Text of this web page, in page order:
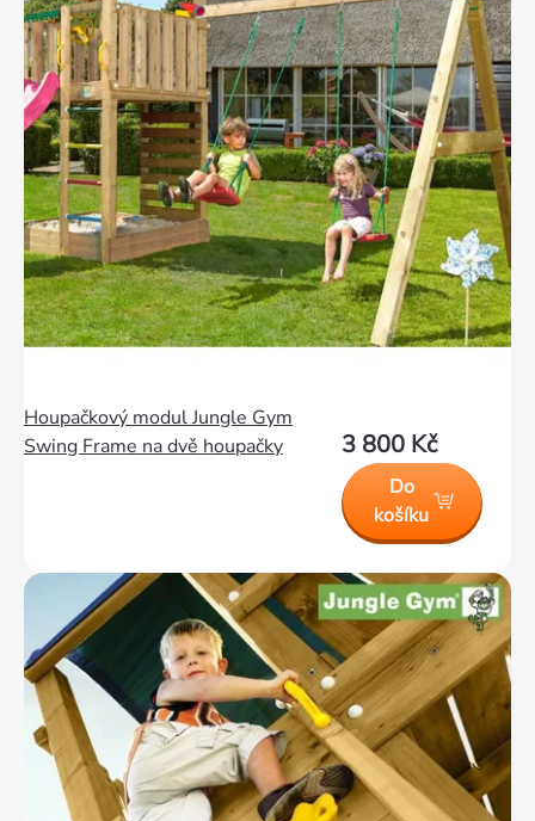
Houpačkový modul Jungle Gym
Swing Frame na dvě houpačky
3 800 Kč
Do
košíku